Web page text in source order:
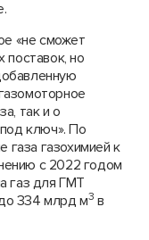
«не сможет
но
так и о
ключ». По
газа газохимией к
с 2022 годом
газ для ГМТ
334 млрд м3 в